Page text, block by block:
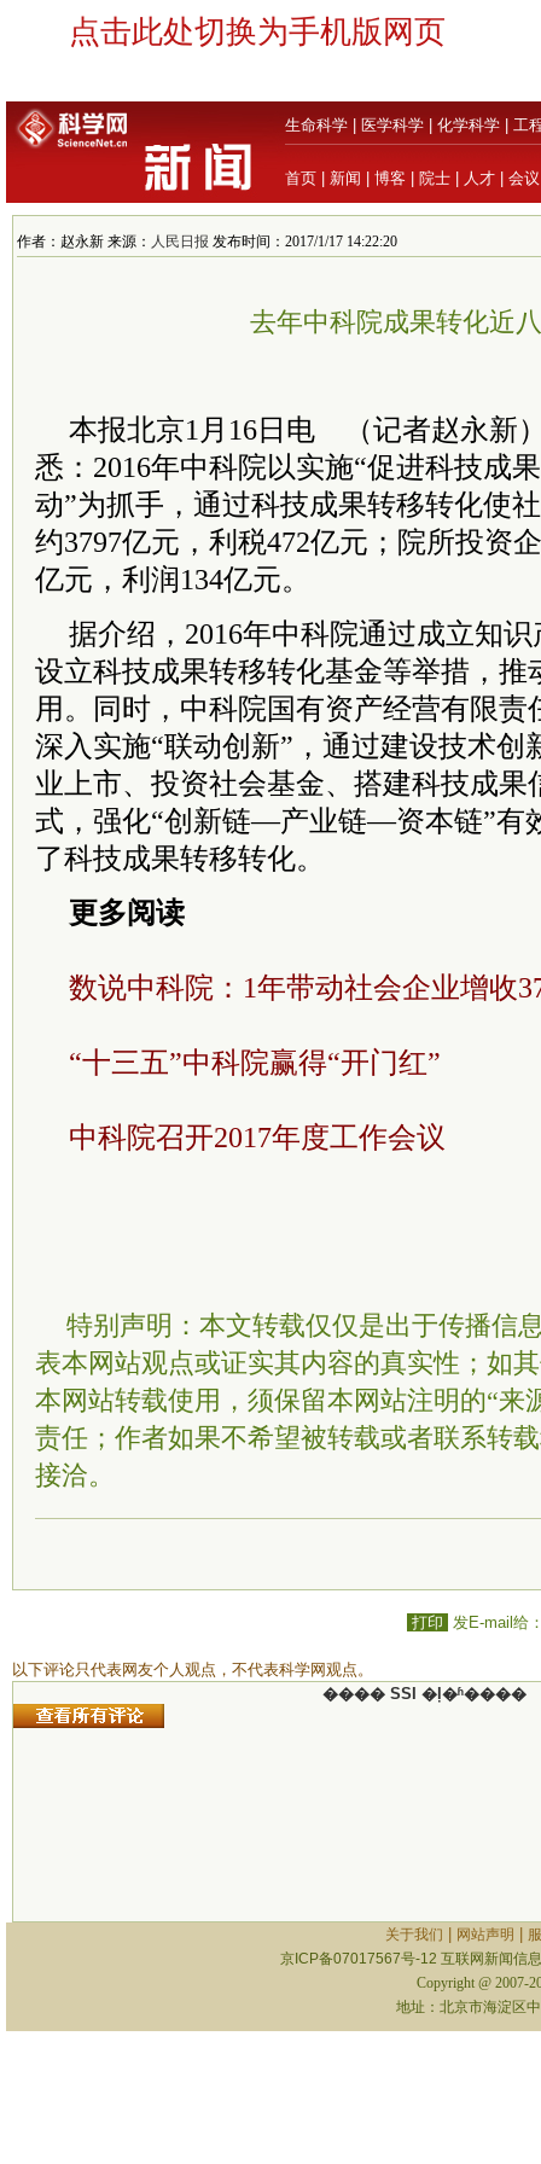
点击此处切换为手机版网页
生命科学 医学科学 化学科学 工
首页 新闻 博客 院士 人才 会议
作者：赵永新 来源： 人民日报 发布时间：2017/1/17 14:22:20
去年中科院成果转化近
本报北京1月16日电 （记者赵永新
悉：2016年中科院以实施“促进科技成
动”为抓手，通过科技成果转移转化使
约3797亿元，利税472亿元；院所投资
亿元，利润134亿元。
据介绍，2016年中科院通过成立知
设立科技成果转移转化基金等举措，推
用。同时，中科院国有资产经营有限责
深入实施“联动创新”，通过建设技术创
业上市、投资社会基金、搭建科技成果
式，强化“创新链—产业链—资本链”有
了科技成果转移转化。
更多阅读
数说中科院：1年带动社会企业增收
“十三五”中科院赢得“开门红”
中科院召开2017年度工作会议
特别声明：本文转载仅仅是出于传播信
表本网站观点或证实其内容的真实性；如
本网站转载使用，须保留本网站注明的“来
责任；作者如果不希望被转载或者联系转
接洽。
打印 发E-mail给
以下评论只代表网友个人观点，不代表科学网观点。
���� SSI �ļ�ʱ����
关于我们 网站声明
京ICP备07017567号-12 互联网新闻信
Copyright @ 2007-
地址：北京市海淀区